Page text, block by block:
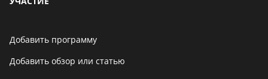
Добавить программу
Добавить обзор или статью